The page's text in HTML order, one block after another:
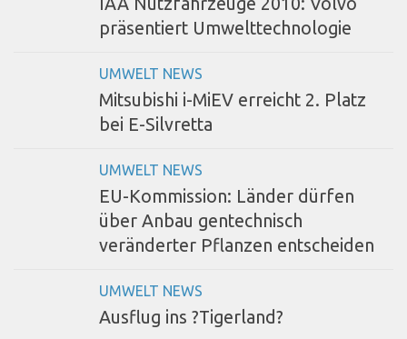
präsentiert Umwelttechnologie
UMWELT NEWS
Mitsubishi i-MiEV erreicht 2. Platz
bei E-Silvretta
UMWELT NEWS
EU-Kommission: Länder dürfen
über Anbau gentechnisch
veränderter Pflanzen entscheiden
UMWELT NEWS
Ausflug ins ?Tigerland?